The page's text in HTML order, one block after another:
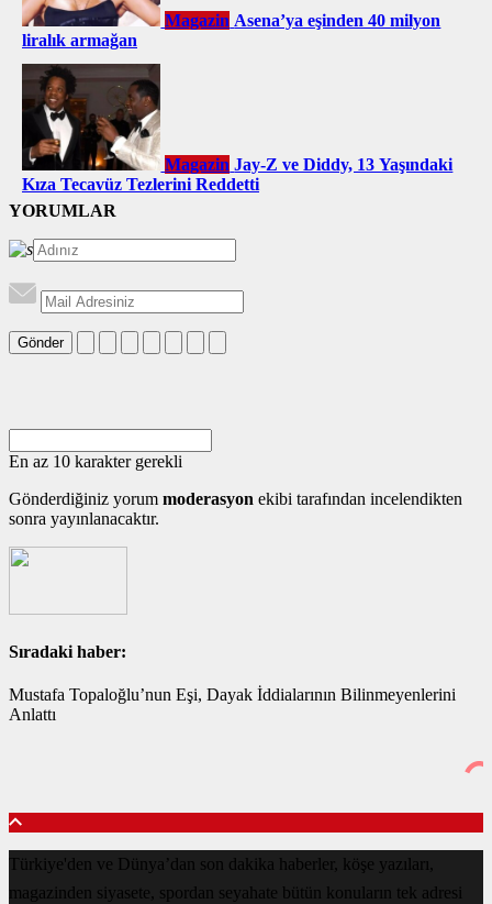
Magazin Asena’ya eşinden 40 milyon
liralık armağan
Magazin Jay-Z ve Diddy, 13 Yaşındaki
Kıza Tecavüz Tezlerini Reddetti
YORUMLAR
Gönder
En az 10 karakter gerekli
Gönderdiğiniz yorum moderasyon ekibi tarafından incelendikten
sonra yayınlanacaktır.
Sıradaki haber:
Mustafa Topaloğlu’nun Eşi, Dayak İddialarının Bilinmeyenlerini
Anlattı
Türkiye'den ve Dünya’dan son dakika haberler, köşe yazıları,
magazinden siyasete, spordan seyahate bütün konuların tek adresi